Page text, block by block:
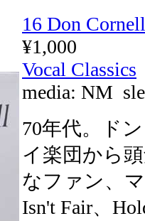
16 Don
¥1,000
Vocal Classics
media: NM
70年代。ド
イ楽団から
なファン、
Isn't Fair、